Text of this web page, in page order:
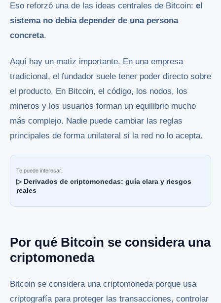
Eso reforzó una de las ideas centrales de Bitcoin: el
sistema no debía depender de una persona
concreta.
Aquí hay un matiz importante. En una empresa
tradicional, el fundador suele tener poder directo sobre
el producto. En Bitcoin, el código, los nodos, los
mineros y los usuarios forman un equilibrio mucho
más complejo. Nadie puede cambiar las reglas
principales de forma unilateral si la red no lo acepta.
Te puede interesar:
▷ Derivados de criptomonedas: guía clara y riesgos
reales
Por qué Bitcoin se considera una
criptomoneda
Bitcoin se considera una criptomoneda porque usa
criptografía para proteger las transacciones, controlar